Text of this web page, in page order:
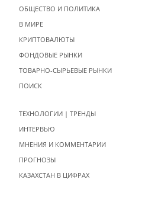
ОБЩЕСТВО И ПОЛИТИКА
В МИРЕ
КРИПТОВАЛЮТЫ
ФОНДОВЫЕ РЫНКИ
ТОВАРНО-СЫРЬЕВЫЕ РЫНКИ
ПОИСК
ТЕХНОЛОГИИ | ТРЕНДЫ
ИНТЕРВЬЮ
МНЕНИЯ И КОММЕНТАРИИ
ПРОГНОЗЫ
КАЗАХСТАН В ЦИФРАХ